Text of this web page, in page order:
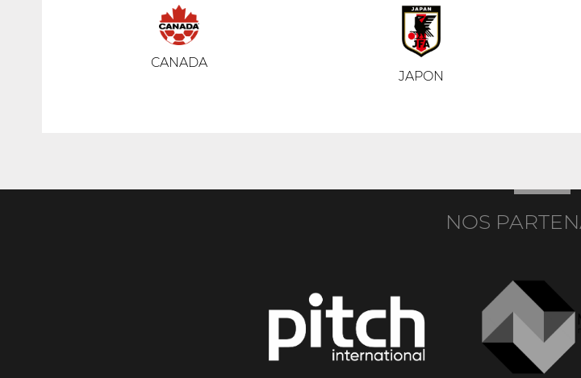
CANADA
JAPON
NOS